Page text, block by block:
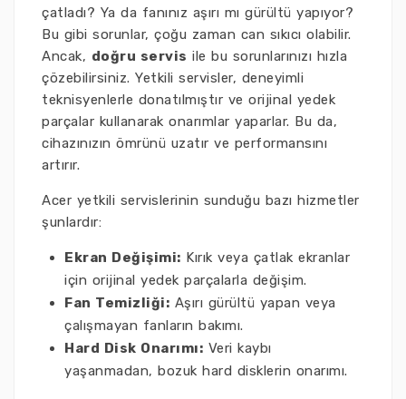
çatladı? Ya da fanınız aşırı mı gürültü yapıyor?
Bu gibi sorunlar, çoğu zaman can sıkıcı olabilir.
Ancak, doğru servis ile bu sorunlarınızı hızla
çözebilirsiniz. Yetkili servisler, deneyimli
teknisyenlerle donatılmıştır ve orijinal yedek
parçalar kullanarak onarımlar yaparlar. Bu da,
cihazınızın ömrünü uzatır ve performansını
artırır.
Acer yetkili servislerinin sunduğu bazı hizmetler
şunlardır:
Ekran Değişimi: Kırık veya çatlak ekranlar
için orijinal yedek parçalarla değişim.
Fan Temizliği: Aşırı gürültü yapan veya
çalışmayan fanların bakımı.
Hard Disk Onarımı: Veri kaybı
yaşanmadan, bozuk hard disklerin onarımı.